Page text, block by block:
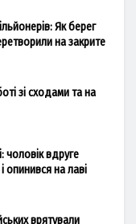
Як берег
на закрите
зі сходами та на
чоловік вдруге
на лаві
врятували